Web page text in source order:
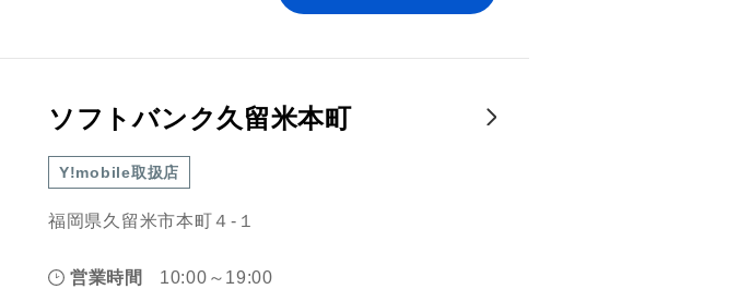
ソフトバンク久留米本町
Y!mobile取扱店
福岡県久留米市本町４‐１
営業時間 10:00～19:00